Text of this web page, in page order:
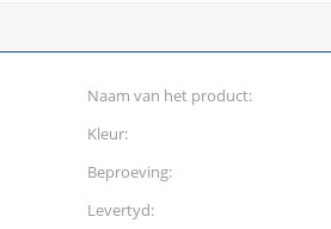
Naam van het product:
Kleur:
Beproeving:
Levertyd: